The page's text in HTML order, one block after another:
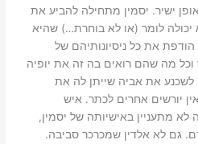
ישיר. יסמין מתחילה להביע את
יכולה לומר (או לא בוחרת…) שהיא
את כל ניסיונותיהם של
מה שהם רואים בה זה את יופיה
לשכנע את אביה שייתן לה את
יורשים אחרים לכתר. איש
מתעניין באישיותה של יסמין,
גם לא אלדין שמכרכר סביבה.